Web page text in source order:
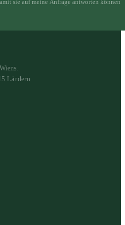
sie auf meine Anfrage antworten können
Ländern